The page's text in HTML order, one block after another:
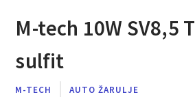
M-tech 10W SV8,5
sulfit
M-TECH AUTO ŽARULJE